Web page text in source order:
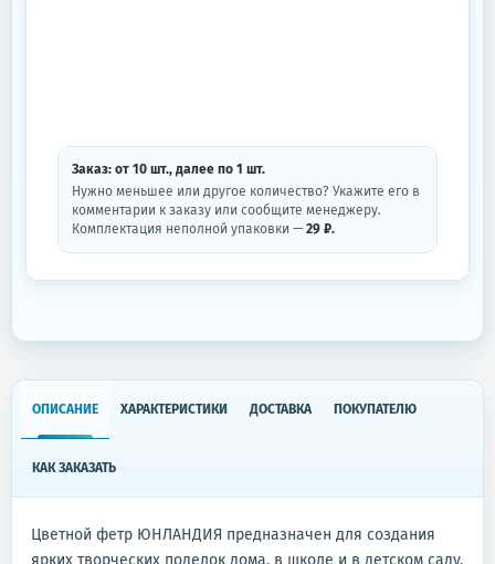
Заказ: от 10 шт., далее по 1 шт.
Нужно меньшее или другое количество? Укажите его в
комментарии к заказу или сообщите менеджеру.
Комплектация неполной упаковки — 29 ₽.
ОПИСАНИЕ ХАРАКТЕРИСТИКИ ДОСТАВКА ПОКУПАТЕЛЮ
КАК ЗАКАЗАТЬ
Цветной фетр ЮНЛАНДИЯ предназначен для создания
ярких творческих поделок дома, в школе и в детском саду.